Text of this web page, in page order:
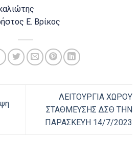
Κ. Φινοκαλιώτης
Ε. Βρίκος
ΛΕΙΤΟΥΡΓΙΑ ΧΩΡΟΥ
ΣΤΑΘΜΕΥΣΗΣ ΔΣΘ ΤΗΝ
ΠΑΡΑΣΚΕΥΗ 14/7/2023